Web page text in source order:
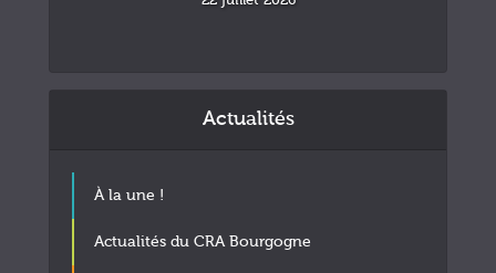
Actualités
À la une !
Actualités du CRA Bourgogne